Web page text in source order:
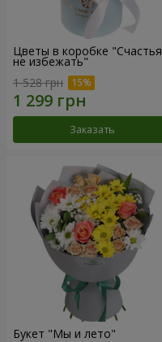
Цветы в коробке "Счастья
не избежать"
1 528 грн
Заказать
Букет "Мы и лето"